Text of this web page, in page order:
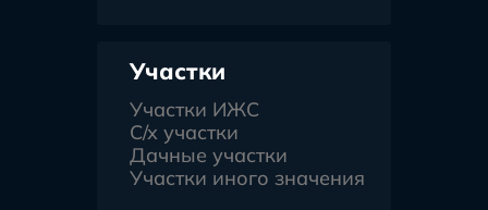
Участки
Участки ИЖС
С/х участки
Дачные участки
Участки иного значения